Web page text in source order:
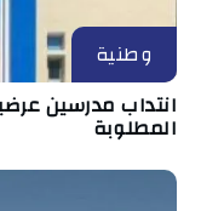
وطنية
انتداب مدرسين
المطلوبة